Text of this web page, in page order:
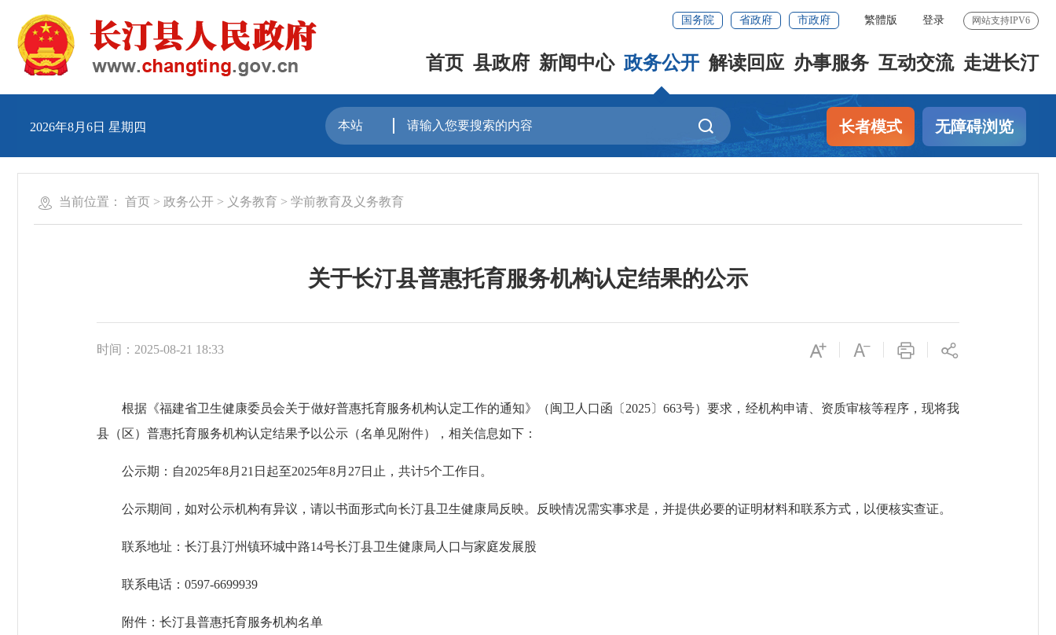
国务院 省政府 市政府 繁體版 登录 网站支持IPV6
首页 县政府 新闻中心 政务公开 解读回应 办事服务 互动交流 走进长汀
2026年8月6日 星期四 长者模式 无障碍浏览
当前位置： 首页 > 政务公开 > 义务教育 > 学前教育及义务教育
关于长汀县普惠托育服务机构认定结果的公示
时间：2025-08-21 18:33
根据《福建省卫生健康委员会关于做好普惠托育服务机构认定工作的通知》（闽卫人口函〔2025〕663号）要求，经机构申请、资质审核等程序，现将我
县（区）普惠托育服务机构认定结果予以公示（名单见附件），相关信息如下：
公示期：自2025年8月21日起至2025年8月27日止，共计5个工作日。
公示期间，如对公示机构有异议，请以书面形式向长汀县卫生健康局反映。反映情况需实事求是，并提供必要的证明材料和联系方式，以便核实查证。
联系地址：长汀县汀州镇环城中路14号长汀县卫生健康局人口与家庭发展股
联系电话：0597-6699939
附件：长汀县普惠托育服务机构名单